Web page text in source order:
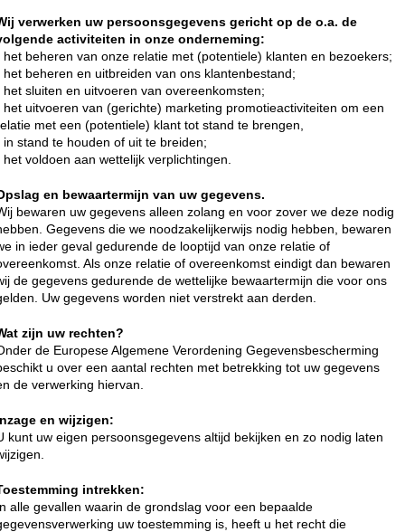
verwerken uw persoonsgegevens gericht op de o.a. de
activiteiten in onze onderneming:
het beheren van onze relatie met (potentiele) klanten en bezoekers;
het beheren en uitbreiden van ons klantenbestand;
het sluiten en uitvoeren van overeenkomsten;
het uitvoeren van (gerichte) marketing promotieactiviteiten om een
met een (potentiele) klant tot stand te brengen,
in stand te houden of uit te breiden;
het voldoen aan wettelijk verplichtingen.
en bewaartermijn van uw gegevens.
bewaren uw gegevens alleen zolang en voor zover we deze nodig
Gegevens die we noodzakelijkerwijs nodig hebben, bewaren
in ieder geval gedurende de looptijd van onze relatie of
Als onze relatie of overeenkomst eindigt dan bewaren
de gegevens gedurende de wettelijke bewaartermijn die voor ons
Uw gegevens worden niet verstrekt aan derden.
zijn uw rechten?
de Europese Algemene Verordening Gegevensbescherming
u over een aantal rechten met betrekking tot uw gegevens
de verwerking hiervan.
en wijzigen:
kunt uw eigen persoonsgegevens altijd bekijken en zo nodig laten
intrekken:
alle gevallen waarin de grondslag voor een bepaalde
uw toestemming is, heeft u het recht die